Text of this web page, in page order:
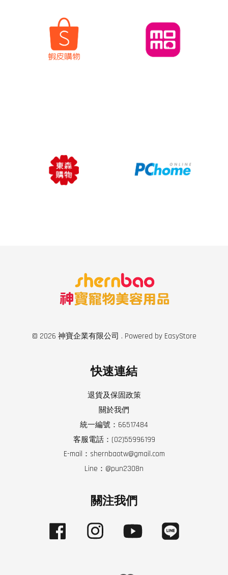
© 2026 神寶企業有限公司 . Powered by EasyStore
快速連結
退貨及保固政策
關於我們
統一編號：66517484
客服電話：(02)55996199
E-mail：shernbaotw@gmail.com
Line：@pun2308n
關注我們
Facebook Instagram YouTube